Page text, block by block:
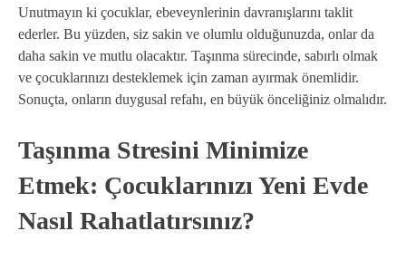
Unutmayın ki çocuklar, ebeveynlerinin davranışlarını taklit
ederler. Bu yüzden, siz sakin ve olumlu olduğunuzda, onlar da
daha sakin ve mutlu olacaktır. Taşınma sürecinde, sabırlı olmak
ve çocuklarınızı desteklemek için zaman ayırmak önemlidir.
Sonuçta, onların duygusal refahı, en büyük önceliğiniz olmalıdır.
Taşınma Stresini Minimize
Etmek: Çocuklarınızı Yeni Evde
Nasıl Rahatlatırsınız?